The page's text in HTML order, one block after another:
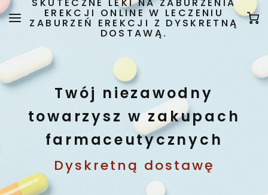
EREKCJI ONLINE W LECZENIU
ZABURZEŃ EREKCJI Z DYSKRETNĄ
DOSTAWĄ.
Twój niezawodny
towarzysz w zakupach
farmaceutycznych
Dyskretną dostawę